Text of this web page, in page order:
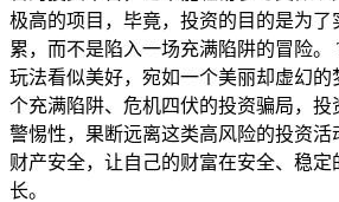
极高的项目，毕竟，投资的目的是为了
累，而不是陷入一场充满陷阱的冒险。
玩法看似美好，宛如一个美丽却虚幻
个充满陷阱、危机四伏的投资骗局，投
警惕性，果断远离这类高风险的投资活
财产安全，让自己的财富在安全、稳
长。